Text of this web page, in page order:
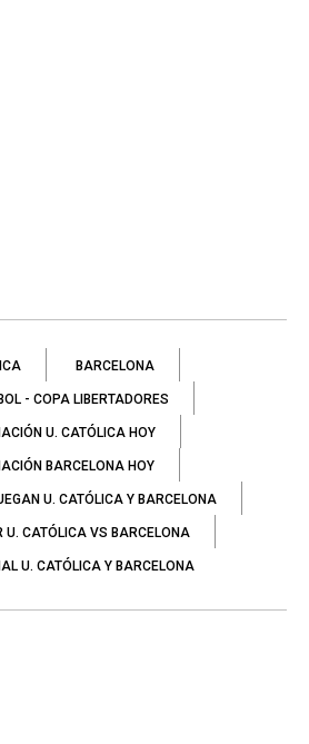
BARCELONA
- COPA LIBERTADORES
U. CATÓLICA HOY
BARCELONA HOY
U. CATÓLICA Y BARCELONA
U. CATÓLICA VS BARCELONA
U. CATÓLICA Y BARCELONA